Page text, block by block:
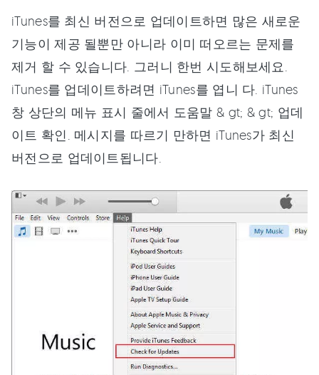
iTunes를 최신 버전으로 업데이트하면 많은 새로운
기능이 제공 될뿐만 아니라 이미 떠오르는 문제를
제거 할 수 있습니다. 그러니 한번 시도해보세요.
iTunes를 업데이트하려면 iTunes를 엽니 다. iTunes
창 상단의 메뉴 표시 줄에서 도움말 & gt; & gt; 업데
이트 확인. 메시지를 따르기 만하면 iTunes가 최신
버전으로 업데이트됩니다.